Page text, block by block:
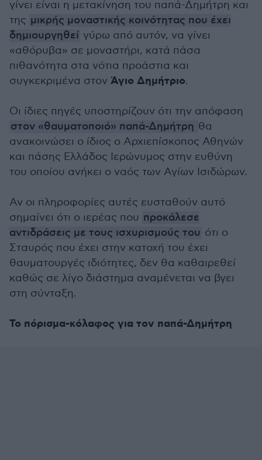
γίνει είναι η μετακίνηση του παπά-Δημήτρη και
της μικρής μοναστικής κοινότητας που έχει
δημιουργηθεί γύρω από αυτόν, να γίνει
«αθόρυβα» σε μοναστήρι, κατά πάσα
πιθανότητα στα νότια προάστια και
συγκεκριμένα στον Άγιο Δημήτριο.
Οι ίδιες πηγές υποστηρίζουν ότι την απόφαση
στον «θαυματοποιό» παπά-Δημήτρη θα
ανακοινώσει ο ίδιος ο Αρχιεπίσκοπος Αθηνών
και πάσης Ελλάδος Ιερώνυμος στην ευθύνη
του οποίου ανήκει ο ναός των Αγίων Ισιδώρων.
Αν οι πληροφορίες αυτές ευσταθούν αυτό
σημαίνει ότι ο ιερέας που προκάλεσε
αντιδράσεις με τους ισχυρισμούς του ότι ο
Σταυρός που έχει στην κατοχή του έχει
θαυματουργές ιδιότητες, δεν θα καθαιρεθεί
καθώς σε λίγο διάστημα αναμένεται να βγει
στη σύνταξη.
Το πόρισμα-κόλαφος για τον παπά-Δημήτρη